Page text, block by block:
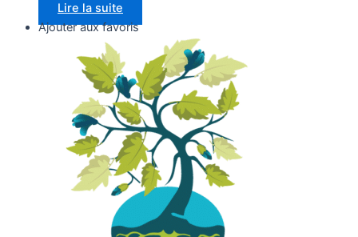
Lire la suite
Ajouter aux favoris